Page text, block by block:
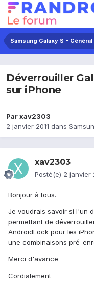
Samsung Galaxy S - Général
Déverrouiller
sur iPhone
Parxav2303
2 janvier 2011 dans
xav2303
Posté(e) 2 janvier
Bonjour à tous.
Je voudrais savoir si l'un
permettant de
AndroidLock pour les
une combinaisons pré-
Merci d'avance
Cordialement